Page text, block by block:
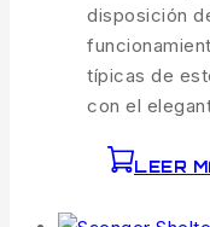
disposición
típicas de
con el
LEER